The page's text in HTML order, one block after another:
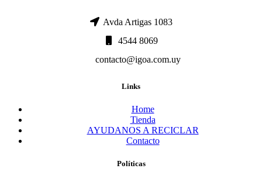
Avda Artigas 1083
4544 8069
contacto@igoa.com.uy
Links
Home
Tienda
AYUDANOS A RECICLAR
Contacto
Políticas